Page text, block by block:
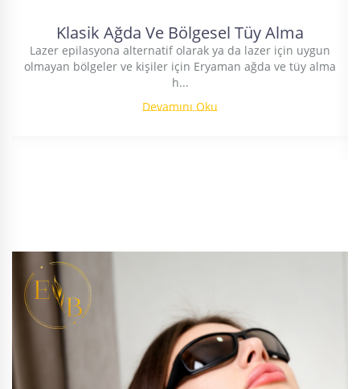
Klasik Ağda Ve Bölgesel Tüy Alma
Lazer epilasyona alternatif olarak ya da lazer için uygun
olmayan bölgeler ve kişiler için Eryaman ağda ve tüy alma
h...
Devamını Oku